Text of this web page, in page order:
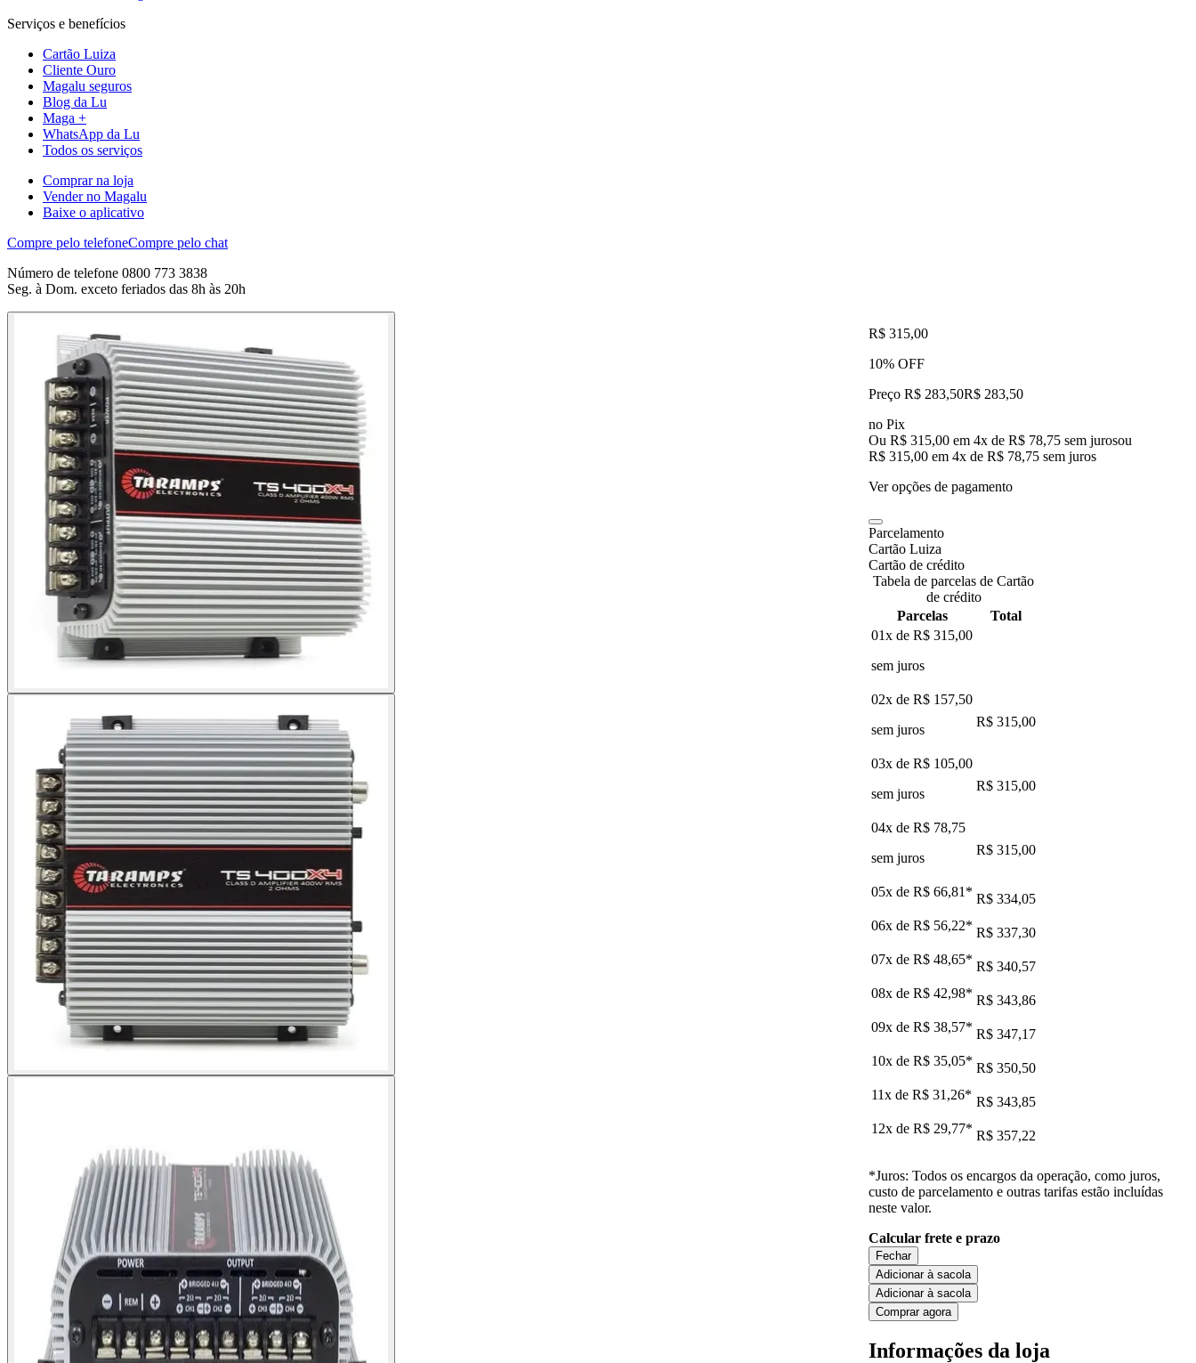
Serviços e benefícios
Cartão Luiza
Cliente Ouro
Magalu seguros
Blog da Lu
Maga +
WhatsApp da Lu
Todos os serviços
Comprar na loja
Vender no Magalu
Baixe o aplicativo
Compre pelo telefoneCompre pelo chat
Número de telefone 0800 773 3838
Seg. à Dom. exceto feriados das 8h às 20h
R$ 315,00
10% OFF
Preço R$ 283,50R$ 283,50
no Pix
Ou R$ 315,00 em 4x de R$ 78,75 sem jurosou
R$ 315,00 em 4x de R$ 78,75 sem juros
Ver opções de pagamento
Parcelamento
Cartão Luiza
Cartão de crédito
Tabela de parcelas de Cartão
de crédito
Parcelas
Total
01x de R$ 315,00
sem juros
02x de R$ 157,50
sem juros
R$ 315,00
03x de R$ 105,00
sem juros
R$ 315,00
04x de R$ 78,75
sem juros
R$ 315,00
05x de R$ 66,81 * R$ 334,05
06x de R$ 56,22* R$ 337,30
07x de R$ 48,65* R$ 340,57
08x de R$ 42,98* R$ 343,86
09x de R$ 38,57* R$ 347,17
10x de R$ 35,05* R$ 350,50
11x de R$ 31,26* R$ 343,85
12x de R$ 29,77* R$ 357,22
*Juros: Todos os encargos da operação, como juros,
custo de parcelamento e outras tarifas estão incluídas
neste valor.
Calcular frete e prazo
Fechar
Adicionar à sacola
Adicionar à sacola
Comprar agora
Informações da loja